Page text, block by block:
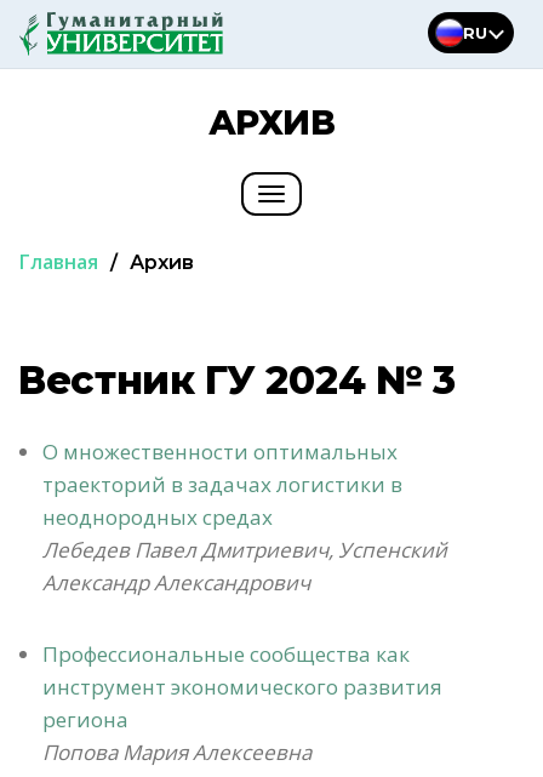
Перейти
RU
АРХИВ
Toggle
Главная / Архив
Вестник ГУ 2024 № 3
О множественности оптимальных
траекторий в задачах логистики в
неоднородных средах
Лебедев Павел Дмитриевич, Успенский
Александр Александрович
Профессиональные сообщества как
инструмент экономического развития
региона
Попова Мария Алексеевна